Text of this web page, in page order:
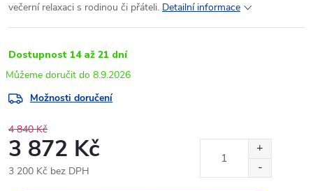
večerní relaxaci s rodinou či přáteli. Detailní informace
Dostupnost 14 až 21 dní
8.9.2026
Možnosti doručení
4 840 Kč
3 872 Kč
3 200 Kč bez DPH